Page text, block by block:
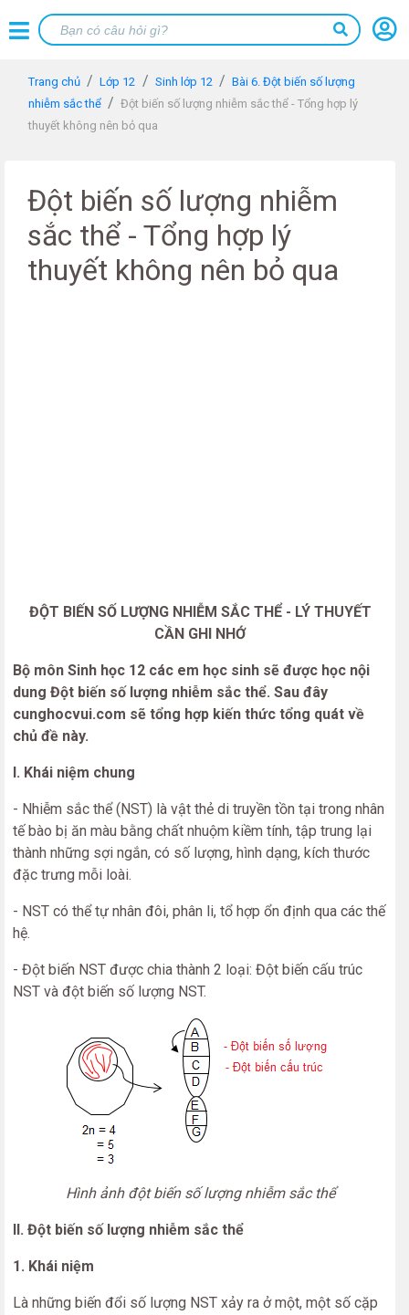
Trang chủ Lớp 12 Sinh lớp 12
Bài 6. Đột biến số lượng
nhiễm sắc thể
Đột biến số lượng nhiễm sắc thể - Tổng hợp lý
thuyết không nên bỏ qua
Đột biến số lượng nhiễm
sắc thể - Tổng hợp lý
thuyết không nên bỏ qua
ĐỘT BIẾN SỐ LƯỢNG NHIỄM SẮC THỂ - LÝ THUYẾT
CẦN GHI NHỚ
Bộ môn Sinh học 12 các em học sinh sẽ được học nội
dung Đột biến số lượng nhiễm sắc thể. Sau đây
cunghocvui.com sẽ tổng hợp kiến thức tổng quát về
chủ đề này.
I. Khái niệm chung
- Nhiễm sắc thể (NST) là vật thẻ di truyền tồn tại trong nhân
tế bào bị ăn màu bằng chất nhuộm kiềm tính, tập trung lại
thành những sợi ngắn, có số lượng, hình dạng, kích thước
đặc trưng mỗi loài.
- NST có thể tự nhân đôi, phân li, tổ hợp ổn định qua các thế
hệ.
- Đột biến NST được chia thành 2 loại: Đột biến cấu trúc
NST và đột biến số lượng NST.
Hình ảnh đột biến số lượng nhiễm sắc thể
II. Đột biến số lượng nhiễm sắc thể
1. Khái niệm
Là những biến đổi số lượng NST xảy ra ở một, một số cặp